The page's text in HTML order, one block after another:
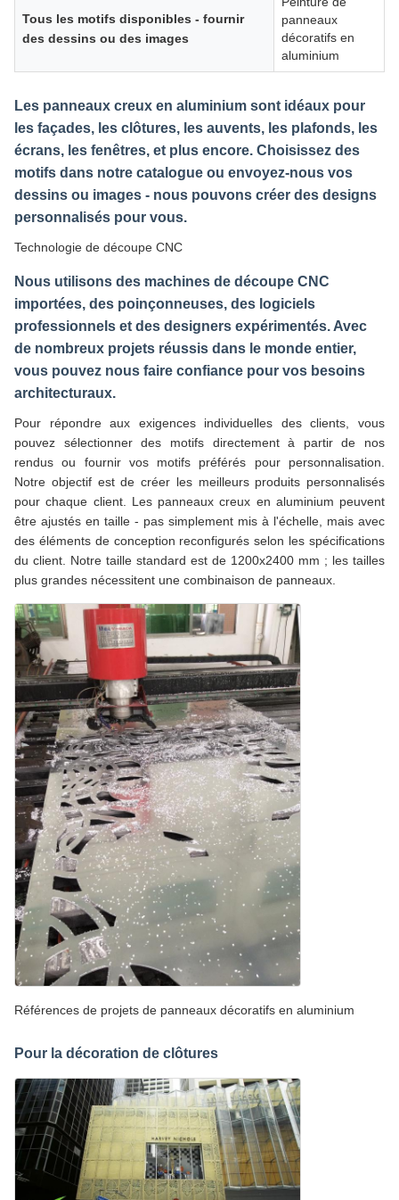
Tous les motifs disponibles - fournir
des dessins ou des images
panneaux
décoratifs en
aluminium
Les panneaux creux en aluminium sont idéaux pour
les façades, les clôtures, les auvents, les plafonds, les
écrans, les fenêtres, et plus encore. Choisissez des
motifs dans notre catalogue ou envoyez-nous vos
dessins ou images - nous pouvons créer des designs
personnalisés pour vous.
Technologie de découpe CNC
Nous utilisons des machines de découpe CNC
importées, des poinçonneuses, des logiciels
professionnels et des designers expérimentés. Avec
de nombreux projets réussis dans le monde entier,
vous pouvez nous faire confiance pour vos besoins
architecturaux.
Pour répondre aux exigences individuelles des clients, vous
pouvez sélectionner des motifs directement à partir de nos
rendus ou fournir vos motifs préférés pour personnalisation.
Notre objectif est de créer les meilleurs produits personnalisés
pour chaque client. Les panneaux creux en aluminium peuvent
être ajustés en taille - pas simplement mis à l'échelle, mais avec
des éléments de conception reconfigurés selon les spécifications
du client. Notre taille standard est de 1200x2400 mm ; les tailles
plus grandes nécessitent une combinaison de panneaux.
Références de projets de panneaux décoratifs en aluminium
Pour la décoration de clôtures